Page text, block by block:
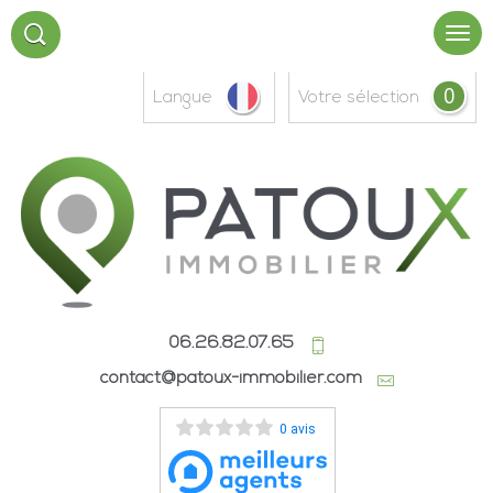
Langue votre sélection 0
06.26.82.07.65
contact@patoux-immobilier.com
0 avis